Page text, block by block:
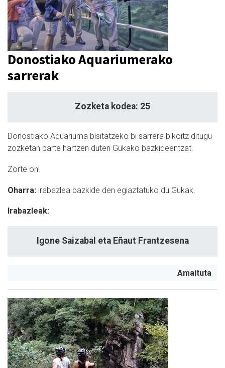
Donostiako Aquariumerako
sarrerak
Zozketa kodea: 25
Donostiako Aquariuma bisitatzeko bi sarrera bikoitz ditugu
zozketan parte hartzen duten Gukako bazkideentzat.
Zorte on!
Oharra: irabazlea bazkide den egiaztatuko du Gukak.
Irabazleak:
Igone Saizabal eta Eñaut Frantzesena
Amaituta